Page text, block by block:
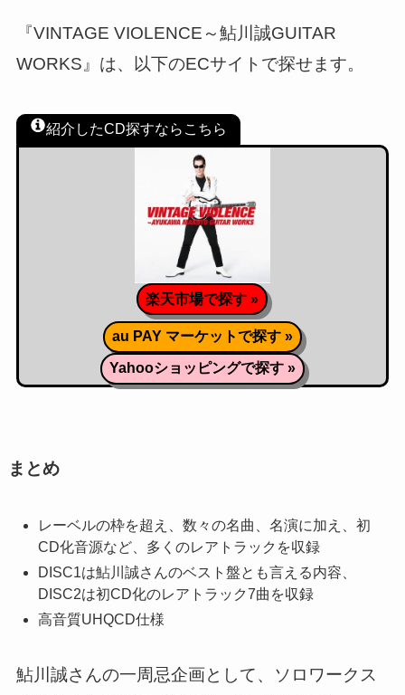
『VINTAGE VIOLENCE～鮎川誠GUITAR
WORKS』は、以下のECサイトで探せます。
紹介したCD探すならこちら
楽天市場で探す »
au PAY マーケットで探す »
Yahooショッピングで探す »
まとめ
レーベルの枠を超え、数々の名曲、名演に加え、初
CD化音源など、多くのレアトラックを収録
DISC1は鮎川誠さんのベスト盤とも言える内容、
DISC2は初CD化のレアトラック7曲を収録
高音質UHQCD仕様
鮎川誠さんの一周忌企画として、ソロワークス